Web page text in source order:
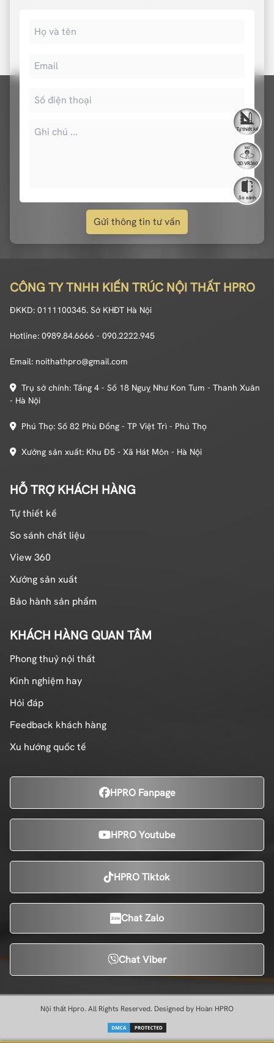
Gửi thông tin tư vấn
CÔNG TY TNHH KIẾN TRÚC NỘI THẤT HPRO
ĐKKD: 0111100345. Sở KHĐT Hà Nội
Hotline: 0989.84.6666 - 090.2222.945
Email: noithathpro@gmail.com
Trụ sở chính: Tầng 4 - Số 18 Nguỵ Như Kon Tum - Thanh Xuân
- Hà Nội
Phú Thọ: Số 82 Phù Đổng - TP Việt Trì - Phú Thọ
Xưởng sản xuất: Khu Đ5 - Xã Hát Môn - Hà Nội
HỖ TRỢ KHÁCH HÀNG
Tự thiết kế
So sánh chất liệu
View 360
Xưởng sản xuất
Bảo hành sản phẩm
KHÁCH HÀNG QUAN TÂM
Phong thuỷ nội thất
Kinh nghiệm hay
Hỏi đáp
Feedback khách hàng
Xu hướng quốc tế
HPRO Fanpage
HPRO Youtube
HPRO Tiktok
Chat Zalo
Chat Viber
Nội thất Hpro. All Rights Reserved. Designed by Hoàn HPRO
Tự thiết kế
3D VR360
So sánh